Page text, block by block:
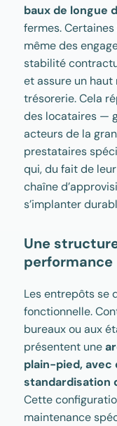
baux de longue
fermes.
même des
stabilité
et assure un
trésorerie. Cela
des locataires —
acteurs de la
prestataires
qui, du fait de
chaîne
s’implanter
Une
performance
Les entrepôts se
fonctionnelle.
bureaux ou aux
présentent une
plain-pied, avec
standardisation
Cette
maintenance